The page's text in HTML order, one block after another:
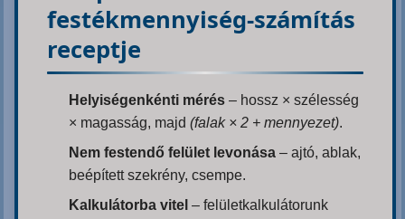
festékmennyiség-számítás
receptje
Helyiségenkénti mérés – hossz × szélesség
× magasság, majd (falak × 2 + mennyezet).
Nem festendő felület levonása – ajtó, ablak,
beépített szekrény, csempe.
Kalkulátorba vitel – felületkalkulátorunk